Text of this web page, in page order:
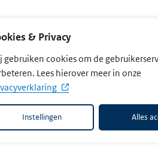
& Privacy
gebruiken cookies om de
Lees hierover meer in onze
Instellingen Alles
Toegankelijkheid